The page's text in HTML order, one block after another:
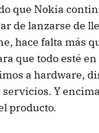
que Nokia
de lanzarse de
hace falta más
que todo esté
a hardware,
Y
producto.